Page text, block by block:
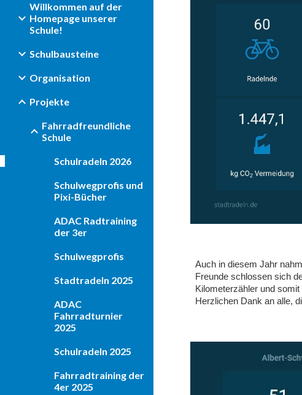
Willkommen auf der
Homepage unserer
Schule!
Schulbausteine
Organisation
Projekte
Fahrradfreundliche
Schule
Schulradeln 2026
Schulwegprofis und
Pixi-Bücher
ADAC Radtraining
der 3er
Schulwegprofis
Stadtradeln 2025
ADAC
Fahrradturnier
2025
Schulradeln 2025
Fahrradtraining der
4er 2025
Auch in diesem Jahr
Freunde schlossen sich
Kilometerzähler und
Herzlichen Dank an alle,